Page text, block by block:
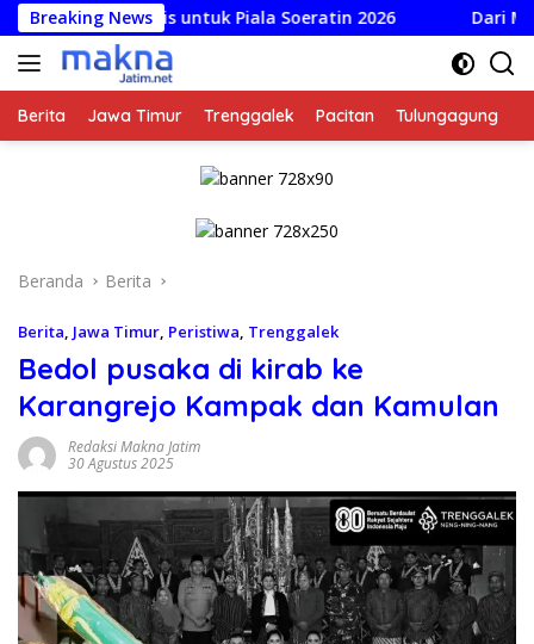
Langsung
ke
konten
Breaking News
Dirilis untuk Piala Soeratin 2026 Dari Mustahik Jadi
Berita Jawa Timur Trenggalek Pacitan Tulungagung
Beranda Berita
Berita Jawa Timur Peristiwa Trenggalek
Bedol pusaka di kirab ke
Karangrejo Kampak dan Kamulan
Redaksi Makna Jatim
30 Agustus 2025